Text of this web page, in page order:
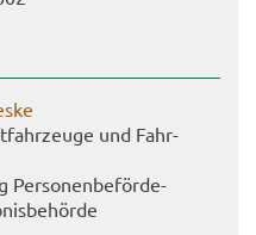
und Fahr­
Per­so­nen­be­för­de­